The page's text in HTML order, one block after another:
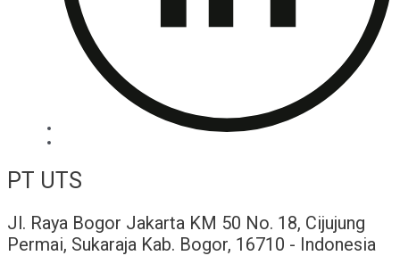
PT UTS
Jl. Raya Bogor Jakarta KM 50 No. 18, Cijujung
Permai, Sukaraja Kab. Bogor, 16710 - Indonesia